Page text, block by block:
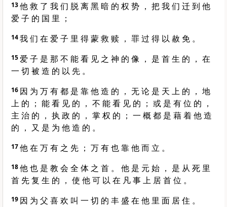
13他 救 了 我 们 脱 离 黑 暗 的 权 势 ， 把 我 们 迁 到 他
爱 子 的 国 里 ；
14我 们 在 爱 子 里 得 蒙 救 赎 ， 罪 过 得 以 赦 免 。
15爱 子 是 那 不 能 看 见 之 神 的 像 ， 是 首 生 的 ， 在
一 切 被 造 的 以 先 。
16 因 为 万 有 都 是 靠 他 造 的 ， 无 论 是 天 上 的 ， 地
上 的 ； 能 看 见 的 ， 不 能 看 见 的 ； 或 是 有 位 的 ，
主 治 的 ， 执 政 的 ， 掌 权 的 ； 一 概 都 是 藉 着 他 造
的 ， 又 是 为 他 造 的 。
17他 在 万 有 之 先 ； 万 有 也 靠 他 而 立 。
18他 也 是 教 会 全 体 之 首 。 他 是 元 始 ， 是 从 死 里
首 先 复 生 的 ， 使 他 可 以 在 凡 事 上 居 首 位 。
19 因 为 父 喜 欢 叫 一 切 的 丰 盛 在 他 里 面 居 住 。